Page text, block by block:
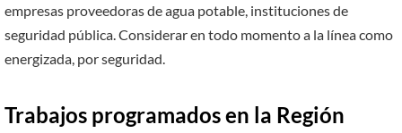
empresas proveedoras de agua potable, instituciones de
seguridad pública. Considerar en todo momento a la línea como
energizada, por seguridad.
Trabajos programados en la Región